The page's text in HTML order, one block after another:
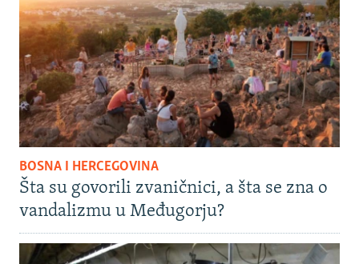
BOSNA I HERCEGOVINA
Šta su govorili zvaničnici, a šta se zna o
vandalizmu u Međugorju?